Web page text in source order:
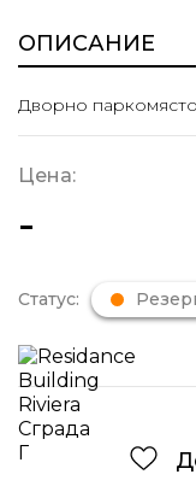
ОПИСАНИЕ
Дворно
Цена:
-
Статус: